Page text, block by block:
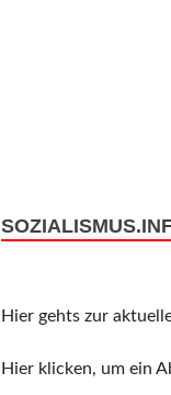
Hier gehts zur
Hier klicken, um ein